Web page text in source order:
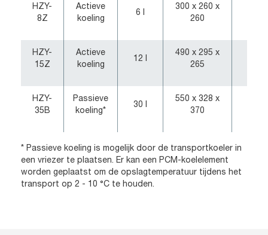
HZY-
8Z
Actieve
koeling
6 l
300 x 260 x
260
HZY-
15Z
Actieve
koeling
12 l
490 x 295 x
265
HZY-
35B
Passieve
koeling*
30 l
550 x 328 x
370
* Passieve koeling is mogelijk door de transportkoeler in
een vriezer te plaatsen. Er kan een PCM-koelelement
worden geplaatst om de opslagtemperatuur tijdens het
transport op 2 - 10 °C te houden.